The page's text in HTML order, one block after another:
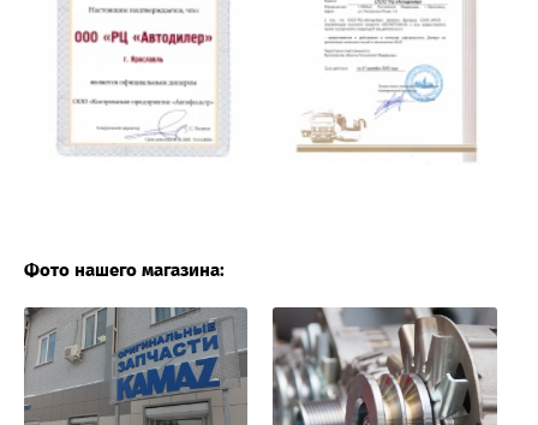
Фото нашего магазина: